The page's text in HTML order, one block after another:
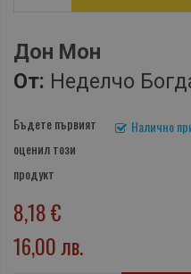
Дон Мон
От: Неделчо
Налично
Бъдете първият
оценил този
продукт
8,18 €
16,00 лв.